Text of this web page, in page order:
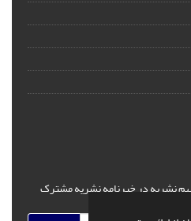
نشریه در خبرنامه نشریه مشترک